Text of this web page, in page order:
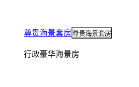
尊贵海景套房 尊贵海景套房
行政豪华海景房